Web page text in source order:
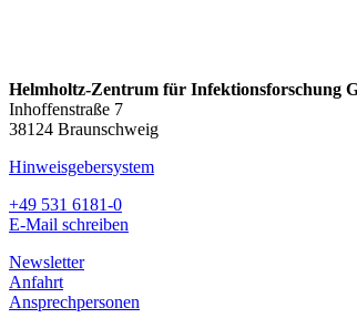
Helmholtz-Zentrum für Infektionsforschung
Inhoffenstraße 7
38124 Braunschweig
Hinweisgebersystem
+49 531 6181-0
E-Mail schreiben
Newsletter
Anfahrt
Ansprechpersonen